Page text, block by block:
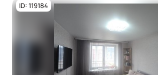
Посмотреть все
фото
ID: 119184